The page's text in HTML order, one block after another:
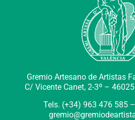
Gremio Artesano de Artistas
C/ Vicente Canet, 2-3º –
Tels. (+34) 963 476 585